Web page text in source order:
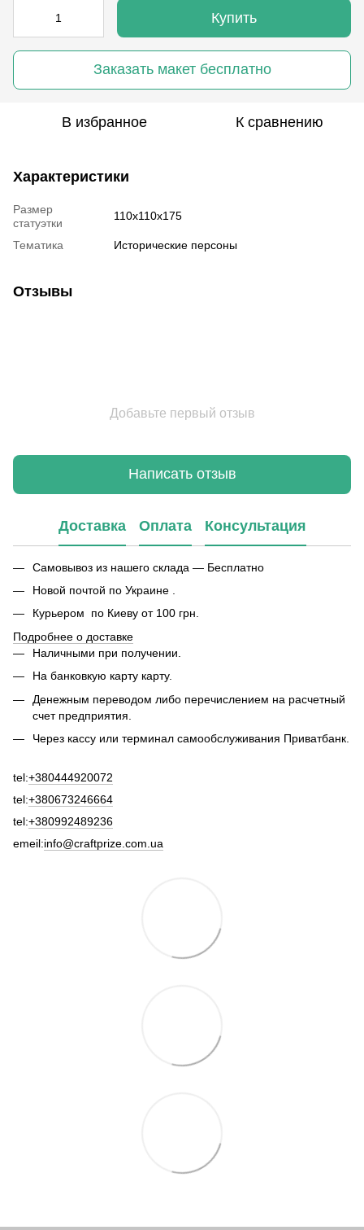
Купить
Заказать макет бесплатно
В избранное К сравнению
Характеристики
Размер
статуэтки
110х110х175
Тематика Исторические персоны
Отзывы
Добавьте первый отзыв
Написать отзыв
Доставка Оплата Консультация
Самовывоз из нашего склада — Бесплатно
Новой почтой по Украине .
Курьером по Киеву от 100 грн.
Подробнее о доставке
Наличными при получении.
На банковкую карту карту.
Денежным переводом либо перечислением на расчетный
счет предприятия.
Через кассу или терминал самообслуживания Приватбанк.
tel:+380444920072
tel:+380673246664
tel:+380992489236
emeil:info@craftprize.com.ua